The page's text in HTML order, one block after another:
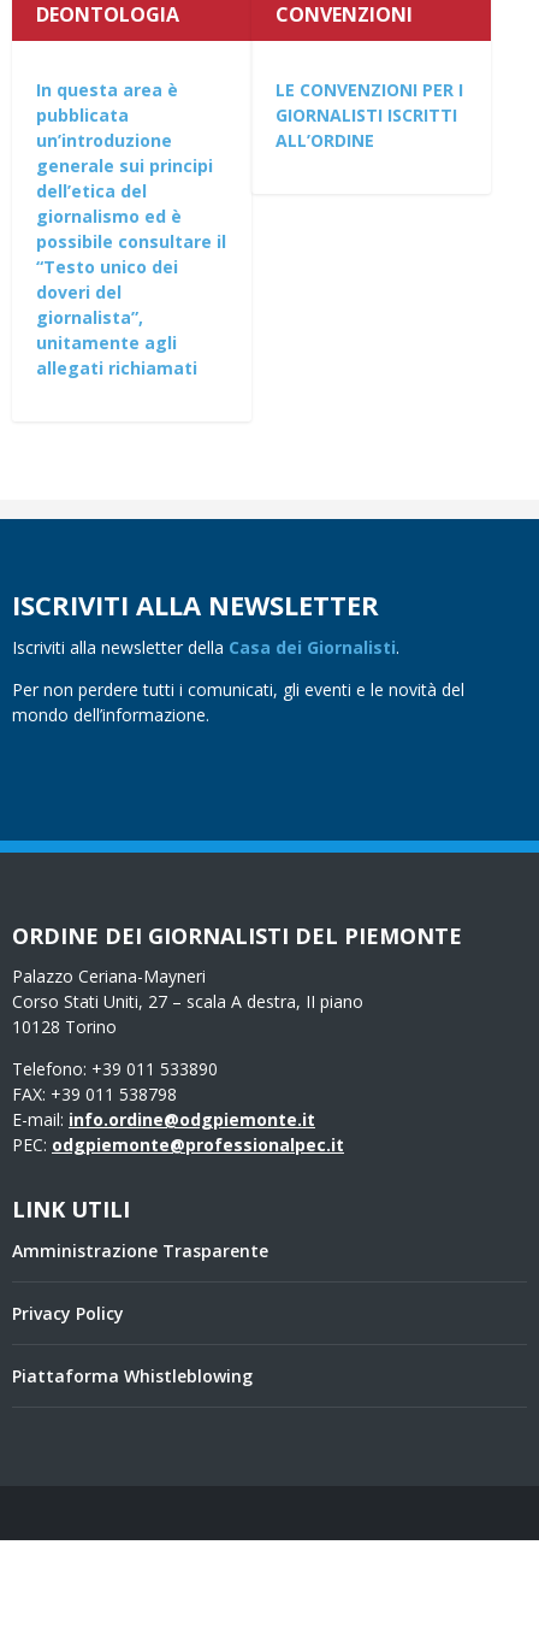
DEONTOLOGIA
In questa area è
pubblicata
un’introduzione
generale sui principi
dell’etica del
giornalismo ed è
possibile consultare il
“Testo unico dei
doveri del
giornalista”,
unitamente agli
allegati richiamati
CONVENZIONI
LE CONVENZIONI PER I
GIORNALISTI ISCRITTI
ALL’ORDINE
ISCRIVITI ALLA NEWSLETTER
Iscriviti alla newsletter della Casa dei Giornalisti.
Per non perdere tutti i comunicati, gli eventi e le novità del
mondo dell’informazione.
ORDINE DEI GIORNALISTI DEL PIEMONTE
Palazzo Ceriana-Mayneri
Corso Stati Uniti, 27 – scala A destra, II piano
10128 Torino
Telefono: +39 011 533890
FAX: +39 011 538798
E-mail: info.ordine@odgpiemonte.it
PEC: odgpiemonte@professionalpec.it
LINK UTILI
Amministrazione Trasparente
Privacy Policy
Piattaforma Whistleblowing